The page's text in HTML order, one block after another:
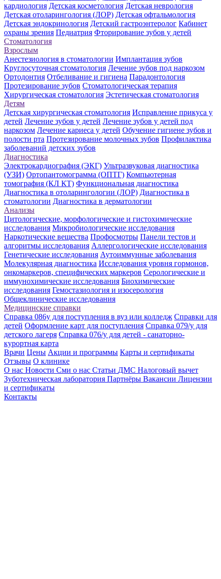
кардиология Детская косметология Детская неврология
Детская отоларингология (ЛОР) Детская офтальмология
Детская эндокринология Детский гастроэнтеролог Кабинет
охраны зрения Педиатрия Фторирование зубов у детей
Стоматология
Взрослым
Анестезиология в стоматологии Имплантация зубов
Круглосуточная стоматология Лечение зубов под наркозом
Ортодонтия Отбеливание и гигиена Парадонтология
Протезирование зубов Стоматологическая терапия
Хирургическая стоматология Эстетическая стоматология
Детям
Детская хирургическая стоматология Исправление прикуса у
детей Лечение зубов у детей Лечение зубов у детей под
наркозом Лечение кариеса у детей Обучение гигиене зубов и
полости рта Протезирование молочных зубов Профилактика
заболеваний детских зубов
Диагностика
Электрокардиография (ЭКГ) Ультразвуковая диагностика
(УЗИ) Ортопантомограмма (ОПТГ) Компьютерная
томография (КЛ КТ) Функциональная диагностика
Диагностика в отоларингологии (ЛОР) Диагностика в
стоматологии Диагностика в дерматологии
Анализы
Цитологические, морфологические и гистохимические
исследования Микробиологические исследования
Наркотические вещества Профосмотры Панели тестов и
алгоритмы исследования Аллергологические исследования
Генетические исследования Аутоиммунные заболевания
Молекулярная диагностика Исследования уровня гормонов,
онкомаркеров, специфических маркеров Серологические и
иммунохимические исследования Биохимические
исследования Гемостазиология и изосерология
Общеклинические исследования
Медицинские справки
Справка 086у для поступления в вуз или колледж Справки для
детей Оформление карт для поступления Справка 079/у для
детского лагеря Справка 076/у для детей - санаторно-
курортная карта
Врачи Цены Акции и программы Карты и сертификаты
Отзывы О клинике
О нас Новости Сми о нас Статьи ДМС Налоговый вычет
Зуботехническая лаборатория Партнёры Вакансии Лицензии
и сертификаты
Контакты